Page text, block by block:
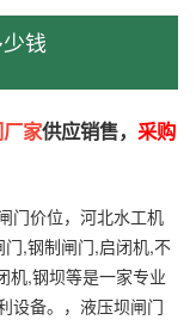
钱
家供应销售， 采购
门价位，河北水工机
,钢制闸门,启闭机,不
机,钢坝等是一家专业
设备。，液压坝闸门